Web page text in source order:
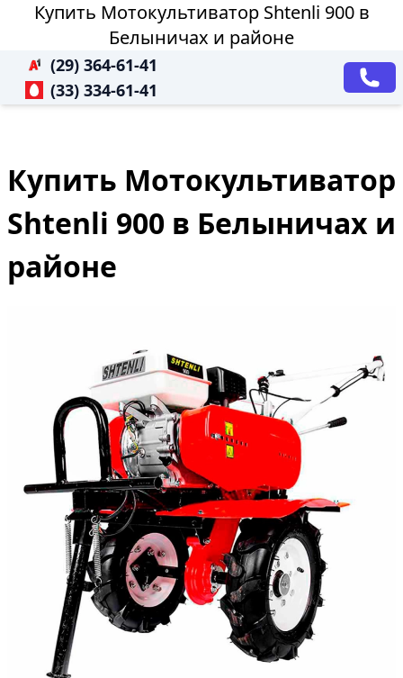
Купить Мотокультиватор Shtenli 900 в
Белыничах и районе
(29) 364-61-41
(33) 334-61-41
Купить Мотокультиватор
Shtenli 900 в Белыничах и
районе